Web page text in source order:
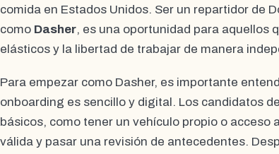
comida en Estados Unidos. Ser un repartidor de
como Dasher, es una oportunidad para aquellos
elásticos y la libertad de trabajar de manera
Para empezar como Dasher, es importante
onboarding es sencillo y digital. Los candidatos
básicos, como tener un vehículo propio o acceso
válida y pasar una revisión de antecedentes.